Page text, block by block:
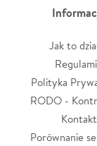
Jak to
Polityka
RODO -
Kontakt
Porównanie